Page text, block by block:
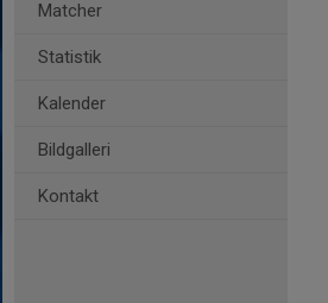
Matcher
Statistik
Kalender
Bildgalleri
Kontakt